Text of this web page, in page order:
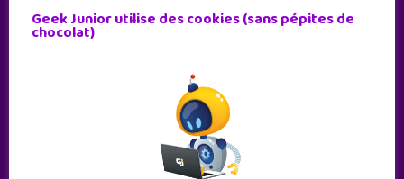
11 numéros par an
JE M'ABONNE !
Geek Junior utilise des cookies (sans pépites de
chocolat)